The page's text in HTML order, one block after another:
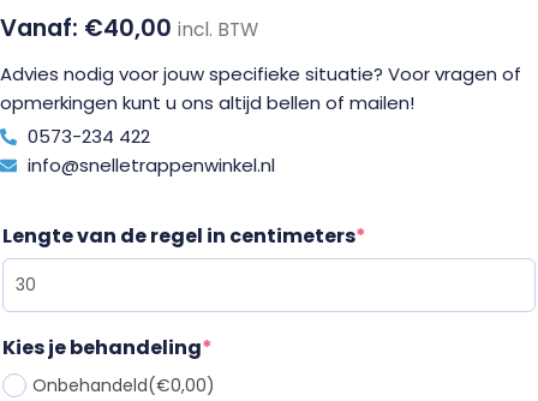
€40,00 incl. BTW
Advies nodig voor jouw specifieke situatie? Voor vragen of
opmerkingen kunt u ons altijd bellen of mailen!
0573-234 422
info@snelletrappenwinkel.nl
Lengte van de regel in centimeters*
Kies je behandeling*
Onbehandeld(€0,00)